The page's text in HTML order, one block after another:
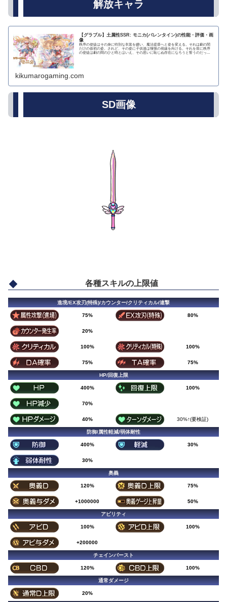
解放キャラ
【グラブル】土属性SSR: モニカ(バレンタイン)の性能・評価・画
像
秩序の使徒はその身に特別な衣装を纏い、魔法提督へと姿を変える。それは劇の間
だけの仮初の姿。されど、その姿に子供達は憧憬の視線を向ける。それを前に秩序
の使徒は劇の間のひと時とはいえ、その思いに恥じぬ存在になろうと誓うのだっ
kikumarogaming.com
SD画像
各種スキルの上限値
進境/EX攻刃(特殊)/カウンター/クリティカル/連撃
75% 80%
20%
100% 100%
75% 75%
HP/回復上限
400% 100%
70%
40% 30%↑(要検証)
防御/属性軽減/弱体耐性
400% 30%
30%
奥義
120% 75%
+1000000 50%
アビリティ
100% 100%
+200000
チェインバースト
120% 100%
通常ダメージ
20%